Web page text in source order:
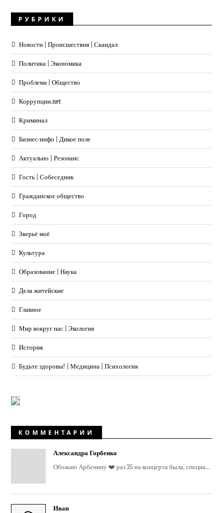
РУБРИКИ
Новости | Происшествия | Скандал
Политика | Экономика
Проблема | Общество
Коррупции.net
Криминал
Бизнес-инфо | Дикое поле
Актуально | Резонанс
Гость | Собеседник
Гражданское общество
Город
Зверьё моё
Культура
Образование | Наука
Дела житейские
Главное
Мир вокруг нас | Экология
История
Будьте здоровы! | Медицина | Психология
КОММЕНТАРИИ
Александра Горбенко
Обожаю Арбенину ❤️ раз 25 на концерта была, специа...
Иван